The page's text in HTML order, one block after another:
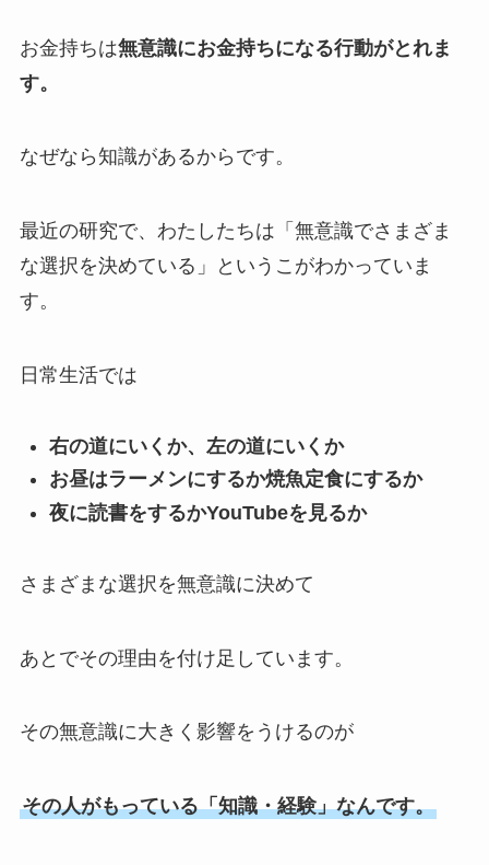
お金持ちは無意識にお金持ちになる行動がとれま
す。
なぜなら知識があるからです。
最近の研究で、わたしたちは「無意識でさまざま
な選択を決めている」というこがわかっていま
す。
日常生活では
右の道にいくか、左の道にいくか
お昼はラーメンにするか焼魚定食にするか
夜に読書をするかYouTubeを見るか
さまざまな選択を無意識に決めて
あとでその理由を付け足しています。
その無意識に大きく影響をうけるのが
その人がもっている「知識・経験」なんです。